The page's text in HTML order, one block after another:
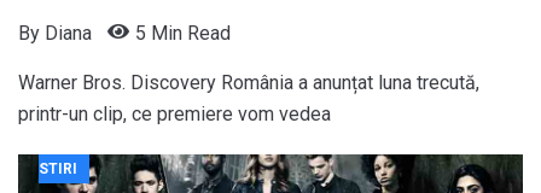
By Diana 5 Min Read
Warner Bros. Discovery România a anunțat luna trecută,
printr-un clip, ce premiere vom vedea
STIRI